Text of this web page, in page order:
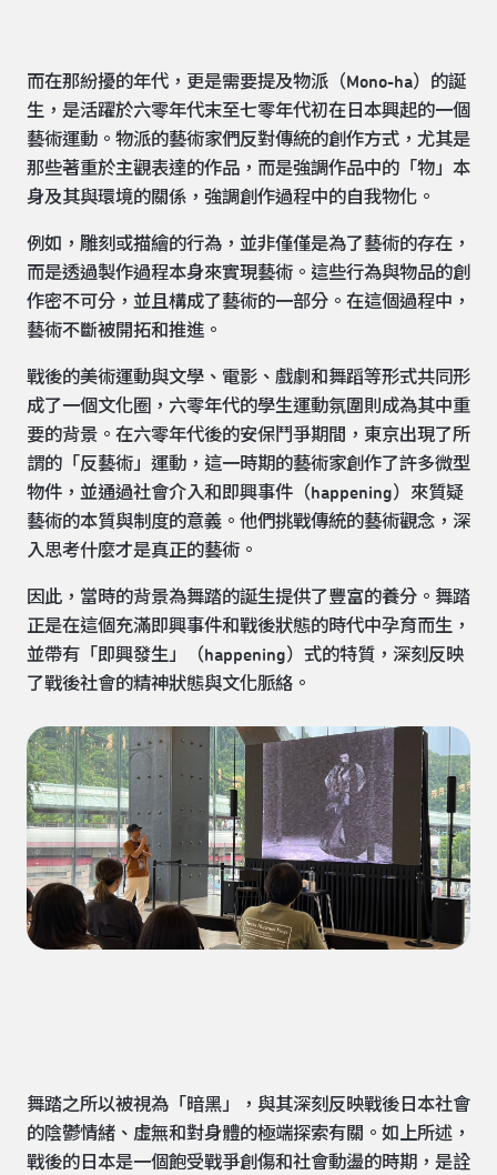
而在那紛擾的年代，更是需要提及物派（Mono-ha）的誕
生，是活躍於六零年代末至七零年代初在日本興起的一個
藝術運動。物派的藝術家們反對傳統的創作方式，尤其是
那些著重於主觀表達的作品，而是強調作品中的「物」本
身及其與環境的關係，強調創作過程中的自我物化。
例如，雕刻或描繪的行為，並非僅僅是為了藝術的存在，
而是透過製作過程本身來實現藝術。這些行為與物品的創
作密不可分，並且構成了藝術的一部分。在這個過程中，
藝術不斷被開拓和推進。
戰後的美術運動與文學、電影、戲劇和舞蹈等形式共同形
成了一個文化圈，六零年代的學生運動氛圍則成為其中重
要的背景。在六零年代後的安保鬥爭期間，東京出現了所
謂的「反藝術」運動，這一時期的藝術家創作了許多微型
物件，並通過社會介入和即興事件（happening）來質疑
藝術的本質與制度的意義。他們挑戰傳統的藝術觀念，深
入思考什麼才是真正的藝術。
因此，當時的背景為舞踏的誕生提供了豐富的養分。舞踏
正是在這個充滿即興事件和戰後狀態的時代中孕育而生，
並帶有「即興發生」（happening）式的特質，深刻反映
了戰後社會的精神狀態與文化脈絡。
舞踏之所以被視為「暗黑」，與其深刻反映戰後日本社會
的陰鬱情緒、虛無和對身體的極端探索有關。如上所述，
戰後的日本是一個飽受戰爭創傷和社會動盪的時期，是詮